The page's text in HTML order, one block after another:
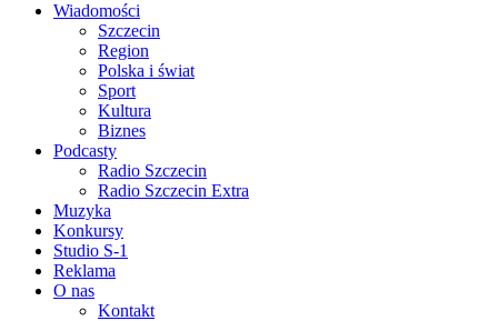
Wiadomości
Szczecin
Region
Polska i świat
Sport
Kultura
Biznes
Podcasty
Radio Szczecin
Radio Szczecin Extra
Muzyka
Konkursy
Studio S-1
Reklama
O nas
Kontakt